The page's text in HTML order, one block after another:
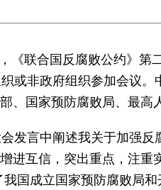
联合国反腐败公约》第
或非政府组织参加会议
、国家预防腐败局、最
言中阐述我关于加强反
进互信，突出重点，注
我国成立国家预防腐败局